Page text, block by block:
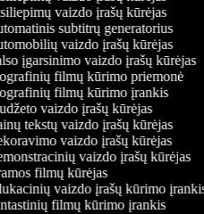
vaizdo įrašų kūrėjas
subtitrų generatorius
vaizdo įrašų kūrėjas
įgarsinimo vaizdo įrašų kūrėjas
filmų kūrimo priemonė
filmų kūrimo įrankis
vaizdo įrašų kūrėjas
tekstų vaizdo įrašų kūrėjas
vaizdo įrašų kūrėjas
vaizdo įrašų kūrėjas
filmų kūrėjas
vaizdo įrašų kūrimo įrankis
filmų kūrimo įrankis